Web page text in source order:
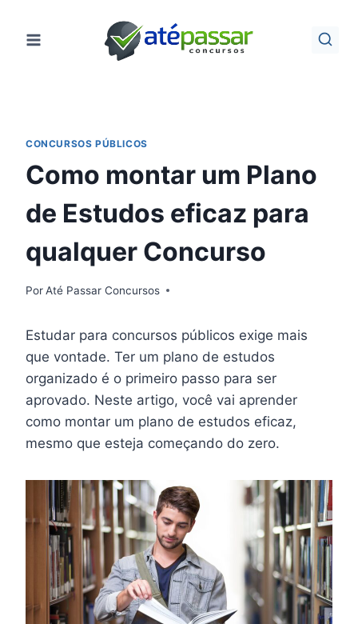
para
CONCURSOS PÚBLICOS
Como montar um Plano
de Estudos eficaz para
qualquer Concurso
PorAté Passar Concursos
Estudar para concursos públicos exige mais
que vontade. Ter um plano de estudos
organizado é o primeiro passo para ser
aprovado. Neste artigo, você vai aprender
como montar um plano de estudos eficaz,
mesmo que esteja começando do zero.